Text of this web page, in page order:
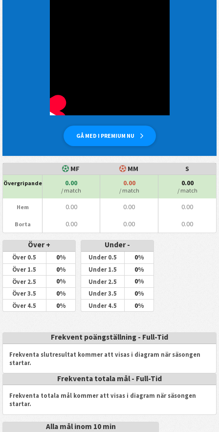
GÅ MED I PREMIUM NU
MF MM S
Övergripande 0.00
/ match
0.00
/ match
0.00
/ match
Hem 0.00 0.00 0.00
Borta 0.00 0.00 0.00
Över +
Över 0.5 0%
Över 1.5 0%
Över 2.5 0%
Över 3.5 0%
Över 4.5 0%
Under -
Under 0.5 0%
Under 1.5 0%
Under 2.5 0%
Under 3.5 0%
Under 4.5 0%
Frekvent poängställning - Full-Tid
Frekventa slutresultat kommer att visas i diagram när säsongen
startar.
Frekventa totala mål - Full-Tid
Frekventa totala mål kommer att visas i diagram när säsongen
startar.
Alla mål inom 10 min